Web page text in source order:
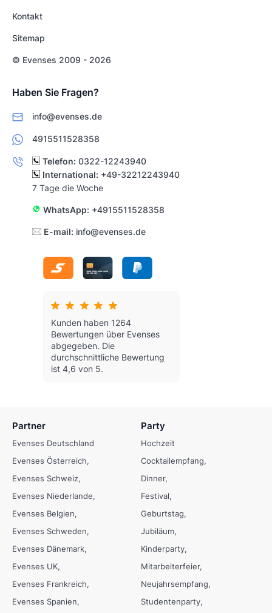
Kontakt
Sitemap
© Evenses 2009 - 2026
Haben Sie Fragen?
info@evenses.de
4915511528358
Telefon: 0322-12243940
International: +49-32212243940
7 Tage die Woche
WhatsApp: +4915511528358
E-mail: info@evenses.de
Kunden haben 1264
Bewertungen über Evenses
abgegeben. Die
durchschnittliche Bewertung
ist 4,6 von 5.
Partner
Evenses Deutschland
Evenses Österreich
Evenses Schweiz
Evenses Niederlande
Evenses Belgien
Evenses Schweden
Evenses Dänemark
Evenses UK
Evenses Frankreich
Evenses Spanien
Party
Hochzeit
Cocktailempfang
Dinner
Festival
Geburtstag
Jubiläum
Kinderparty
Mitarbeiterfeier
Neujahrsempfang
Studentenparty